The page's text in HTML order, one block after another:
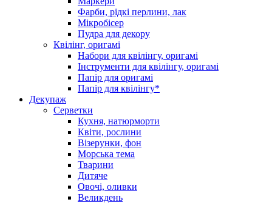
Фарби, рідкі перлини, лак
Мікробісер
Пудра для декору
Квілінг, оригамі
Набори для квілінгу, оригамі
Інструменти для квілінгу, оригамі
Папір для оригамі
Папір для квілінгу*
Декупаж
Серветки
Кухня, натюрморти
Квіти, рослини
Візерунки, фон
Морська тема
Тварини
Дитяче
Овочі, оливки
Великдень